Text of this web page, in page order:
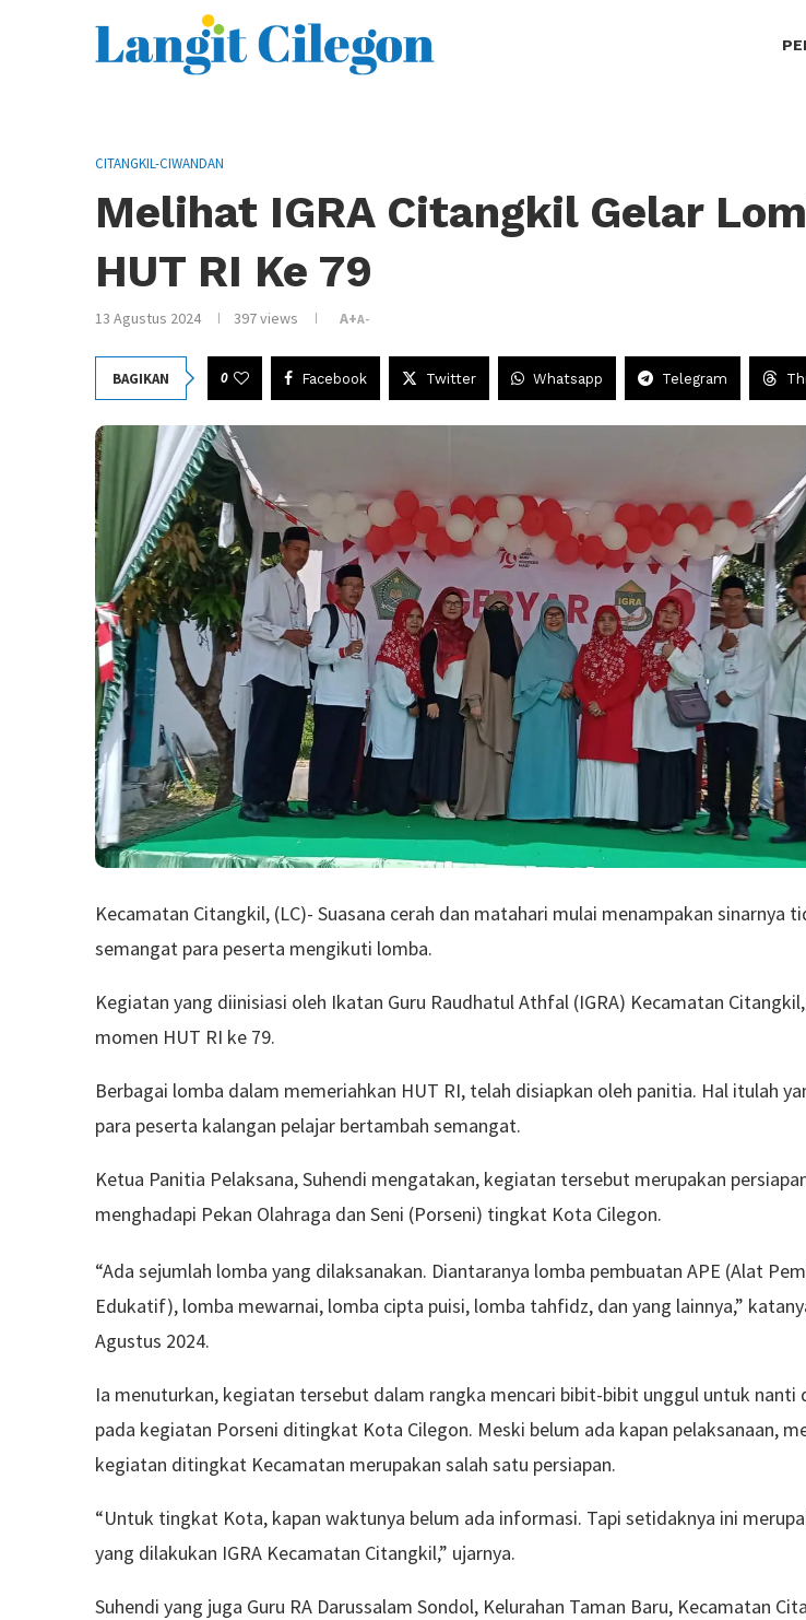
CITANGKIL-CIWANDAN
Melihat IGRA Citangkil Gelar
HUT RI Ke 79
13 Agustus 2024 397views A+A-
BAGIKAN 0 Facebook Twitter Whatsapp Telegram
Kecamatan Citangkil, (LC)- Suasana cerah dan matahari mulai menampakan sinarnya
semangat para peserta mengikuti lomba.
Kegiatan yang diinisiasi oleh Ikatan Guru Raudhatul Athfal (IGRA) Kecamatan
momen HUT RI ke 79.
Berbagai lomba dalam memeriahkan HUT RI, telah disiapkan oleh panitia. Hal itulah
para peserta kalangan pelajar bertambah semangat.
Ketua Panitia Pelaksana, Suhendi mengatakan, kegiatan tersebut merupakan
menghadapi Pekan Olahraga dan Seni (Porseni) tingkat Kota Cilegon.
“Ada sejumlah lomba yang dilaksanakan. Diantaranya lomba pembuatan APE (Alat
Edukatif), lomba mewarnai, lomba cipta puisi, lomba tahfidz, dan yang lainnya,”
Agustus 2024.
Ia menuturkan, kegiatan tersebut dalam rangka mencari bibit-bibit unggul untuk nanti
pada kegiatan Porseni ditingkat Kota Cilegon. Meski belum ada kapan pelaksanaan,
kegiatan ditingkat Kecamatan merupakan salah satu persiapan.
“Untuk tingkat Kota, kapan waktunya belum ada informasi. Tapi setidaknya ini
yang dilakukan IGRA Kecamatan Citangkil,” ujarnya.
Suhendi yang juga Guru RA Darussalam Sondol, Kelurahan Taman Baru, Kecamatan